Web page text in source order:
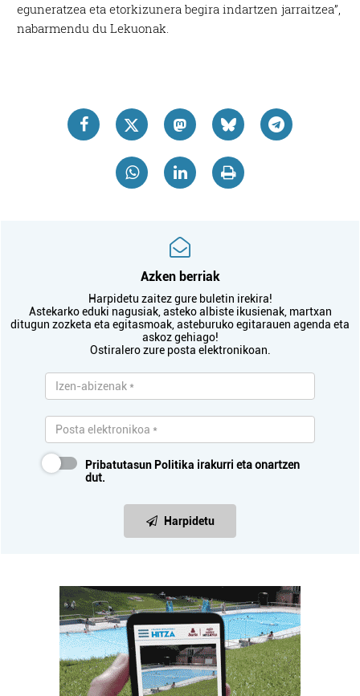
eguneratzea eta etorkizunera begira indartzen jarraitzea”,
nabarmendu du Lekuonak.
Azken berriak
Harpidetu zaitez gure buletin irekira!
Astekarko eduki nagusiak, asteko albiste ikusienak, martxan
ditugun zozketa eta egitasmoak, asteburuko egitarauen agenda eta
askoz gehiago!
Ostiralero zure posta elektronikoan.
Pribatutasun Politika irakurri eta onartzen
dut.
Harpidetu